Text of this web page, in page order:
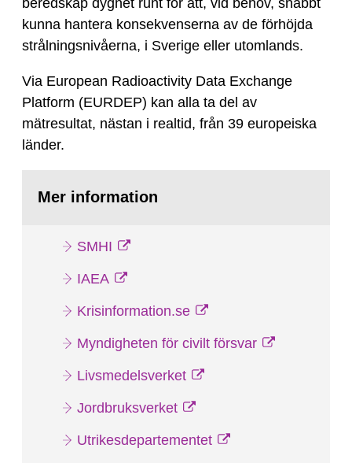
kunna hantera konsekvenserna av de förhöjda
strålningsnivåerna, i Sverige eller utomlands.
Via European Radioactivity Data Exchange
Platform (EURDEP) kan alla ta del av
mätresultat, nästan i realtid, från 39 europeiska
länder.
Mer information
SMHI
IAEA
Krisinformation.se
Myndigheten för civilt försvar
Livsmedelsverket
Jordbruksverket
Utrikesdepartementet